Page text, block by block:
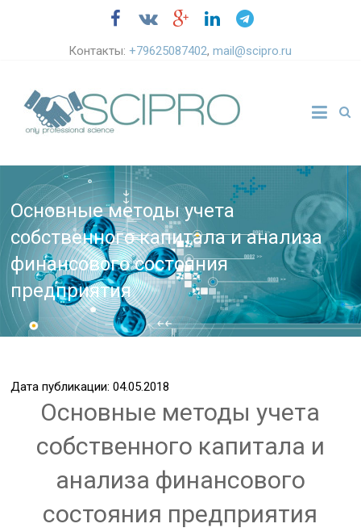
Контакты:+79625087402,mail@scipro.ru
Основные методы учета
собственного капитала и анализа
финансового состояния
предприятия
Дата публикации: 04.05.2018
Основные методы учета
собственного капитала и
анализа финансового
состояния предприятия